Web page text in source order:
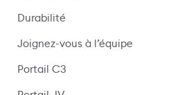
Durabilité
Joignez-vous à l’équipe
Portail C3